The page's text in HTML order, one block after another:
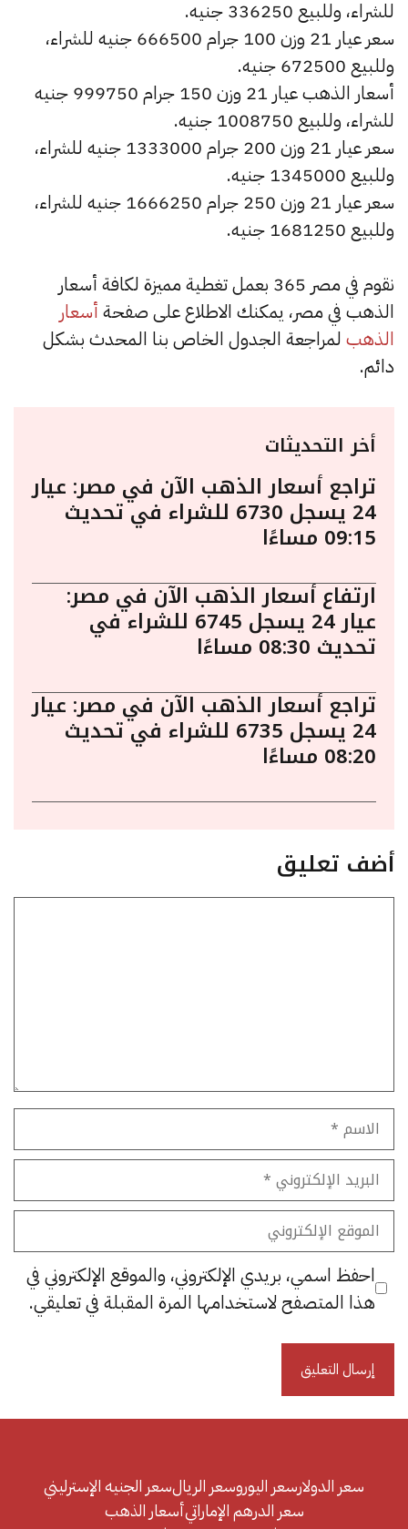
للشراء، وللبيع 336250 جنيه.
سعر عيار 21 وزن 100 جرام 666500 جنيه للشراء،
وللبيع 672500 جنيه.
أسعار الذهب عيار 21 وزن 150 جرام 999750 جنيه
للشراء، وللبيع 1008750 جنيه.
سعر عيار 21 وزن 200 جرام 1333000 جنيه للشراء،
وللبيع 1345000 جنيه.
سعر عيار 21 وزن 250 جرام 1666250 جنيه للشراء،
وللبيع 1681250 جنيه.
نقوم في مصر 365 بعمل تغطية مميزة لكافة أسعار
الذهب في مصر، يمكنك الاطلاع على صفحة أسعار
الذهب لمراجعة الجدول الخاص بنا المحدث بشكل
دائم.
أخر التحديثات
تراجع أسعار الذهب الآن في مصر: عيار
24 يسجل 6730 للشراء في تحديث
09:15 مساءًا
ارتفاع أسعار الذهب الآن في مصر:
عيار 24 يسجل 6745 للشراء في
تحديث 08:30 مساءًا
تراجع أسعار الذهب الآن في مصر: عيار
24 يسجل 6735 للشراء في تحديث
08:20 مساءًا
أضف تعليق
الاسم
البريد
الإلكتروني
الموقع
الإلكتروني
احفظ اسمي، بريدي الإلكتروني، والموقع الإلكتروني في
هذا المتصفح لاستخدامها المرة المقبلة في تعليقي.
سعر الدولارسعر اليوروسعر الريالسعر الجنيه الإسترليني
سعر الدرهم الإماراتيأسعار الذهب